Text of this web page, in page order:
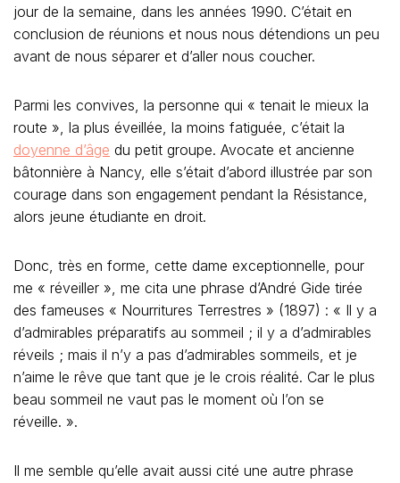
jour de la semaine, dans les années 1990. C’était en
conclusion de réunions et nous nous détendions un peu
avant de nous séparer et d’aller nous coucher.
Parmi les convives, la personne qui « tenait le mieux la
route », la plus éveillée, la moins fatiguée, c’était la
doyenne d’âge du petit groupe. Avocate et ancienne
bâtonnière à Nancy, elle s’était d’abord illustrée par son
courage dans son engagement pendant la Résistance,
alors jeune étudiante en droit.
Donc, très en forme, cette dame exceptionnelle, pour
me « réveiller », me cita une phrase d’André Gide tirée
des fameuses « Nourritures Terrestres » (1897) : « Il y a
d’admirables préparatifs au sommeil ; il y a d’admirables
réveils ; mais il n’y a pas d’admirables sommeils, et je
n’aime le rêve que tant que je le crois réalité. Car le plus
beau sommeil ne vaut pas le moment où l’on se
réveille. ».
Il me semble qu’elle avait aussi cité une autre phrase